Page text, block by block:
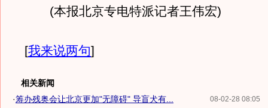
(本报北京专电特派记者王伟宏)
[我来说两句]
相关新闻
08-02-28 08:05
·筹办残奥会让北京更加"无障碍" 导盲犬有...